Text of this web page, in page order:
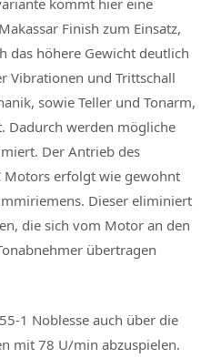
Finish zum Einsatz,
das höhere Gewicht deutlich
Vibrationen und Trittschall
sowie Teller und Tonarm,
Dadurch werden mögliche
Der Antrieb des
Motors erfolgt wie gewohnt
Dieser eliminiert
die sich vom Motor an den
übertragen
1 Noblesse auch über die
mit 78 U/min abzuspielen.